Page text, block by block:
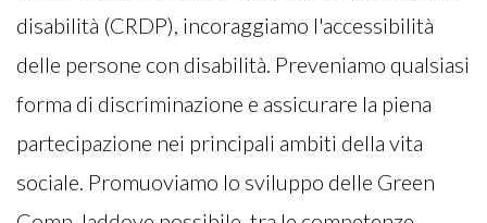
disabilità (CRDP), incoraggiamo l'accessibilità
delle persone con disabilità. Preveniamo qualsiasi
forma di discriminazione e assicurare la piena
partecipazione nei principali ambiti della vita
sociale. Promuoviamo lo sviluppo delle Green